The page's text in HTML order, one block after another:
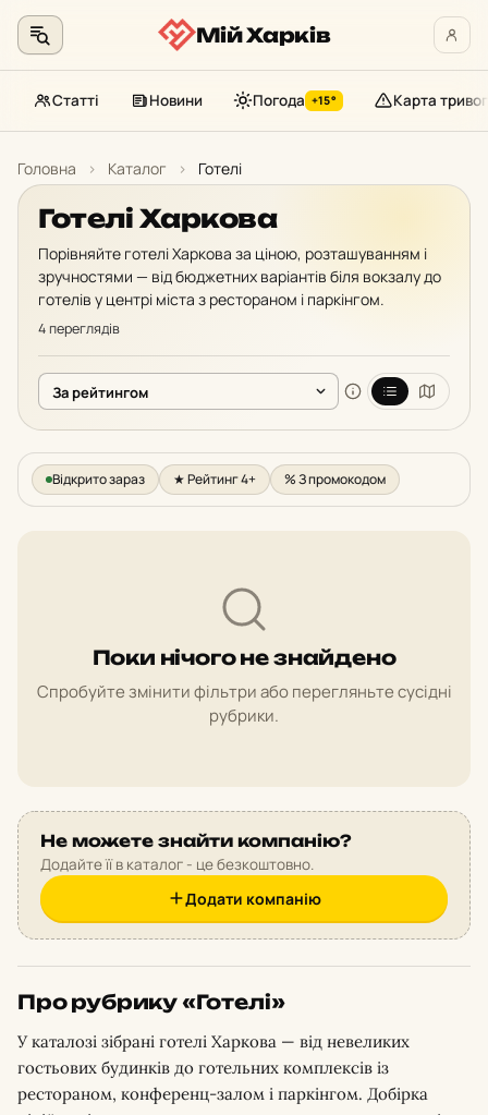
контенту
Мій Харків
Статті Новини Погода +15° Карта тривог
Головна › Каталог › Готелі
Готелі Харкова
Порівняйте готелі Харкова за ціною, розташуванням і
зручностями — від бюджетних варіантів біля вокзалу до
готелів у центрі міста з рестораном і паркінгом.
4 переглядів
Відкрито зараз ★ Рейтинг 4+ % З промокодом
Поки нічого не знайдено
Спробуйте змінити фільтри або перегляньте сусідні
рубрики.
Не можете знайти компанію?
Додайте її в каталог - це безкоштовно.
Додати компанію
Про рубрику «Готелі»
У каталозі зібрані готелі Харкова — від невеликих
гостьових будинків до готельних комплексів із
рестораном, конференц-залом і паркінгом. Добірка